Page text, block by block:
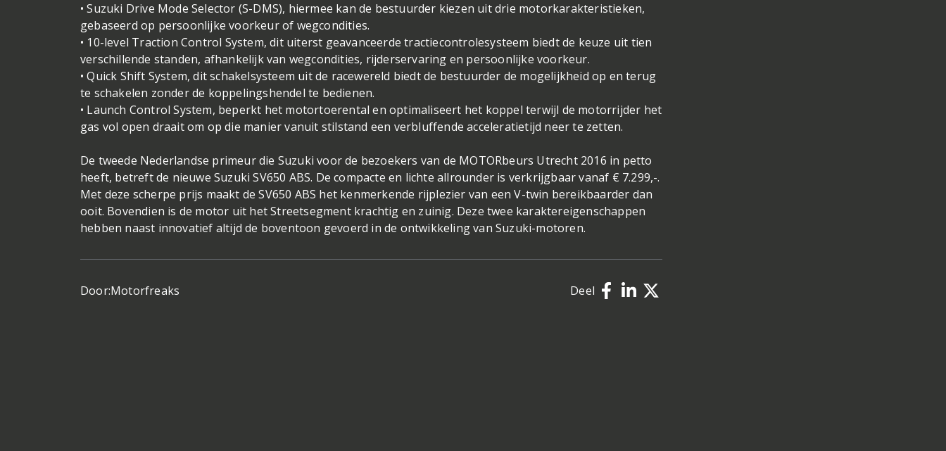
• Suzuki Drive Mode Selector (S-DMS), hiermee kan de bestuurder kiezen uit drie motorkarakteristieken,
gebaseerd op persoonlijke voorkeur of wegcondities.
• 10-level Traction Control System, dit uiterst geavanceerde tractiecontrolesysteem biedt de keuze uit tien
verschillende standen, afhankelijk van wegcondities, rijderservaring en persoonlijke voorkeur.
• Quick Shift System, dit schakelsysteem uit de racewereld biedt de bestuurder de mogelijkheid op en terug
te schakelen zonder de koppelingshendel te bedienen.
• Launch Control System, beperkt het motortoerental en optimaliseert het koppel terwijl de motorrijder het
gas vol open draait om op die manier vanuit stilstand een verbluffende acceleratietijd neer te zetten.
De tweede Nederlandse primeur die Suzuki voor de bezoekers van de MOTORbeurs Utrecht 2016 in petto
heeft, betreft de nieuwe Suzuki SV650 ABS. De compacte en lichte allrounder is verkrijgbaar vanaf € 7.299,-.
Met deze scherpe prijs maakt de SV650 ABS het kenmerkende rijplezier van een V-twin bereikbaarder dan
ooit. Bovendien is de motor uit het Streetsegment krachtig en zuinig. Deze twee karaktereigenschappen
hebben naast innovatief altijd de boventoon gevoerd in de ontwikkeling van Suzuki-motoren.
Door:Motorfreaks Deel